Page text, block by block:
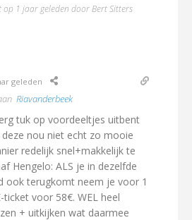
op 1 jaar geleden door Bert Sitters
geleden
Riavanderbeek
tuk op voordeeltjes uitbent
nou niet echt zo mooie
redelijk snel+makkelijk te
Hengelo: ALS je in dezelfde
ook terugkomt neem je voor 1
ticket voor 58€. WEL heel
+ uitkijken wat daarmee